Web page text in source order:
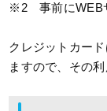
※2 事前にWEB
クレジットカー
ますので、その